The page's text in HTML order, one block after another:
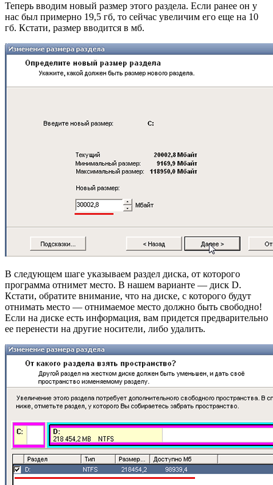
Теперь вводим новый размер этого раздела. Если ранее он у
нас был примерно 19,5 гб, то сейчас увеличим его еще на 10
гб. Кстати, размер вводится в мб.
В следующем шаге указываем раздел диска, от которого
программа отнимет место. В нашем варианте — диск D.
Кстати, обратите внимание, что на диске, с которого будут
отнимать место — отнимаемое место должно быть свободно!
Если на диске есть информация, вам придется предварительно
ее перенести на другие носители, либо удалить.